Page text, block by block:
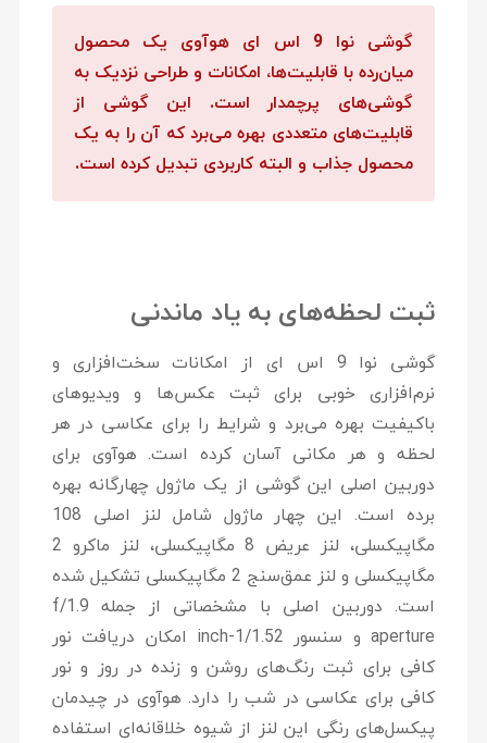
گوشی نوا 9 اس ای هوآوی یک محصول
میان‌رده با قابلیت‌ها، امکانات و طراحی نزدیک به
گوشی‌های پرچمدار است. این گوشی از
قابلیت‌های متعددی بهره می‌برد که آن را به یک
محصول جذاب و البته کاربردی تبدیل کرده است.
ثبت لحظه‌های به یاد ماندنی
گوشی نوا 9 اس ای از امکانات سخت‌افزاری و
نرم‌افزاری خوبی برای ثبت عکس‌ها و ویدیوهای
باکیفیت بهره می‌برد و شرایط را برای عکاسی در هر
لحظه و هر مکانی آسان کرده است. هوآوی برای
دوربین اصلی این گوشی از یک ماژول چهارگانه بهره
برده است. این چهار ماژول شامل لنز اصلی 108
مگاپیکسلی، لنز عریض 8 مگاپیکسلی، لنز ماکرو 2
مگاپیکسلی و لنز عمق‌سنج 2 مگاپیکسلی تشکیل شده
است. دوربین اصلی با مشخصاتی از جمله f/1.9
aperture و سنسور 1/1.52-inch امکان دریافت نور
کافی برای ثبت رنگ‌های روشن و زنده در روز و نور
کافی برای عکاسی در شب را دارد. هوآوی در چیدمان
پیکسل‌های رنگی این لنز از شیوه خلاقانه‌ای استفاده